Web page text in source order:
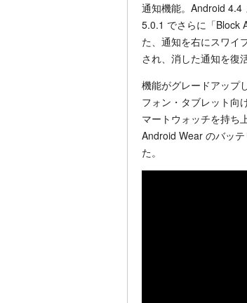
通知機能。Android 4.4
5.0.1 でさらに「Block
た、通知を右にスワイ
され、消した通知を復
機能がグレードアップ
フォン・タブレット向
マートウォッチを持ち
Android Wear のバッ
た。